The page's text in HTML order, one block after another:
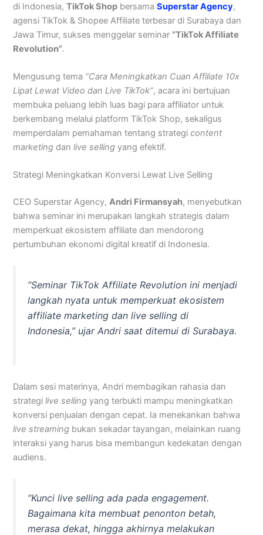
di Indonesia,TikTok Shop bersamaSuperstar Agency,
agensi TikTok & Shopee Affiliate terbesar di Surabaya dan
Jawa Timur, sukses menggelar seminar “TikTok Affiliate
Revolution”.
Mengusung tema “Cara Meningkatkan Cuan Affiliate 10x
Lipat Lewat Video dan Live TikTok”, acara ini bertujuan
membuka peluang lebih luas bagi para affiliator untuk
berkembang melalui platform TikTok Shop, sekaligus
memperdalam pemahaman tentang strategicontent
marketing danlive selling yang efektif.
Strategi Meningkatkan Konversi Lewat Live Selling
CEO Superstar Agency,Andri Firmansyah, menyebutkan
bahwa seminar ini merupakan langkah strategis dalam
memperkuat ekosistem affiliate dan mendorong
pertumbuhan ekonomi digital kreatif di Indonesia.
“Seminar TikTok Affiliate Revolution ini menjadi
langkah nyata untuk memperkuat ekosistem
affiliate marketing dan live selling di
Indonesia,” ujar Andri saat ditemui di Surabaya.
Dalam sesi materinya, Andri membagikan rahasia dan
strategilive selling yang terbukti mampu meningkatkan
konversi penjualan dengan cepat. Ia menekankan bahwa
live streaming bukan sekadar tayangan, melainkan ruang
interaksi yang harus bisa membangun kedekatan dengan
audiens.
“Kuncilive selling ada padaengagement.
Bagaimana kita membuat penonton betah,
merasa dekat, hingga akhirnya melakukan